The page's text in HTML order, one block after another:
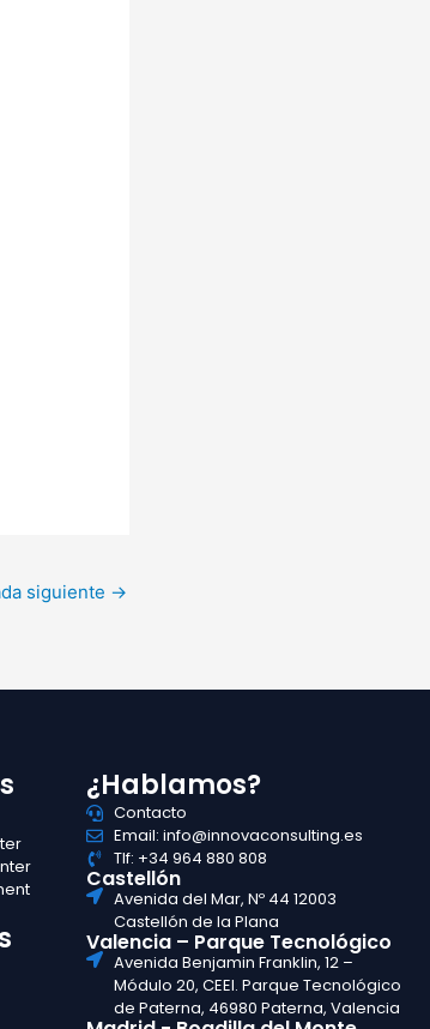
siguiente →
¿Hablamos?
Contacto
Email: info@innovaconsulting.es
Tlf: +34 964 880 808
Castellón
Avenida del Mar, Nº 44 12003
Castellón de la Plana
Valencia – Parque Tecnológico
Avenida Benjamin Franklin, 12 –
Módulo 20, CEEI. Parque Tecnológico
de Paterna, 46980 Paterna, Valencia